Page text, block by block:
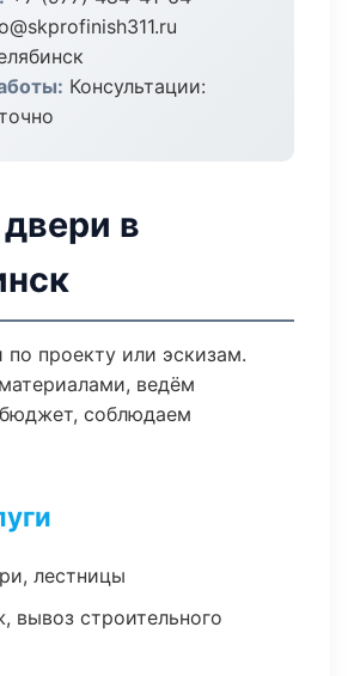
Консультации:
в
по проекту или эскизам.
ведём
соблюдаем
лестницы
вывоз строительного